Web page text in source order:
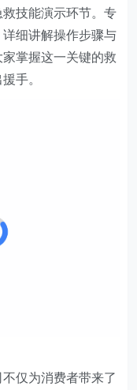
技能演示环节。专
细讲解操作步骤与
掌握这一关键的救
手。
不仅为消费者带来了